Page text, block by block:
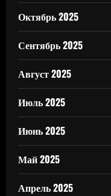
Октябрь 2025
Сентябрь 2025
Август 2025
Июль 2025
Июнь 2025
Май 2025
Апрель 2025